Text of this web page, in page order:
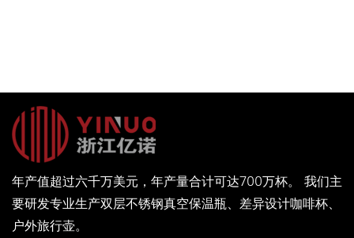
年产值超过六千万美元，年产量合计可达700万杯。 我们主
要研发专业生产双层不锈钢真空保温瓶、差异设计咖啡杯、
户外旅行壶。